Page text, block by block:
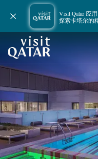
Visit Qatar 应用
探索卡塔尔的
关闭通知
VisitQatar 首页